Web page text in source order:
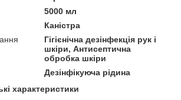
5000 мл
Каністра
Гігієнічна дезінфекція рук і
шкіри, Антисептична
обробка шкіри
Дезінфікуюча рідина
характеристики